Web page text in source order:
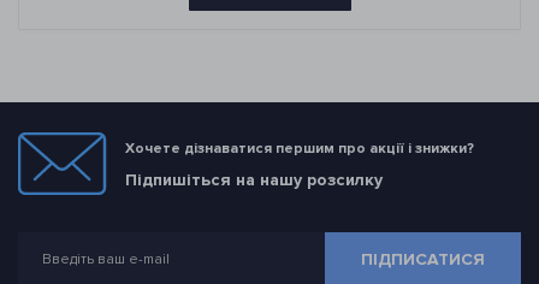
Хочете дізнаватися першим про акції і знижки?
Підпишіться на нашу розсилку
ПІДПИСАТИСЯ